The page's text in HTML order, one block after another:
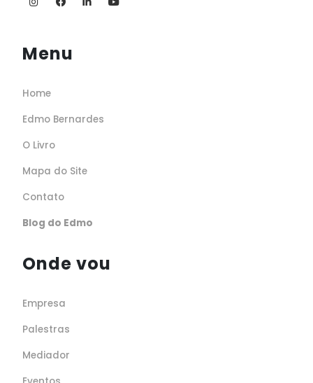
Menu
Home
Edmo Bernardes
O Livro
Mapa do Site
Contato
Blog do Edmo
Onde vou
Empresa
Palestras
Mediador